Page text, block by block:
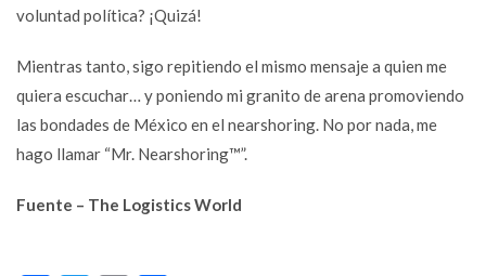
voluntad política? ¡Quizá!
Mientras tanto, sigo repitiendo el mismo mensaje a quien me
quiera escuchar… y poniendo mi granito de arena promoviendo
las bondades de México en el nearshoring. No por nada, me
hago llamar “Mr. Nearshoring™”.
Fuente – The Logistics World